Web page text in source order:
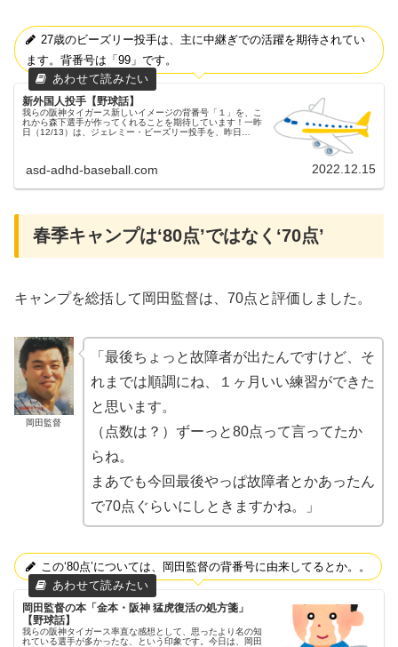
27歳のビーズリー投手は、主に中継ぎでの活躍を期待されてい
ます。背番号は「99」です。
新外国人投手【野球話】
我らの阪神タイガース新しいイメージの背番号「１」を、こ
れから森下選手が作ってくれることを期待しています！一昨
日（12/13）は、ジェレミー・ビーズリー投手を、昨日
asd-adhd-baseball.com 2022.12.15
春季キャンプは‘80点’ではなく‘70点’
キャンプを総括して岡田監督は、70点と評価しました。
岡田監督
「最後ちょっと故障者が出たんですけど、そ
れまでは順調にね、１ヶ月いい練習ができた
と思います。
（点数は？）ずーっと80点って言ってたか
らね。
まあでも今回最後やっぱ故障者とかあったん
で70点ぐらいにしときますかね。」
この‘80点’については、岡田監督の背番号に由来してるとか。。
岡田監督の本「金本・阪神 猛虎復活の処方箋」
【野球話】
我らの阪神タイガース率直な感想として、思ったより名の知
れている選手が多かったな、という印象です。今日は、岡田